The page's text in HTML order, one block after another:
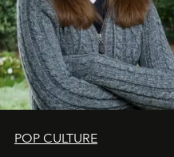
POP CULTURE